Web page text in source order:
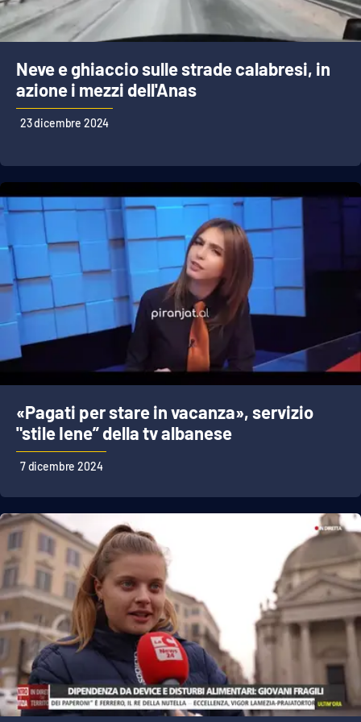
Lacplay.it
Lactv.it
Laconair.it
Lacitymag.it
Lacapitalenews.it
Ilreggino.it
Cosenzachannel.it
Ilvibonese.it
Catanzarochannel.it
Android
Apple
Neve e ghiaccio sulle strade calabresi, in
azione i mezzi dell'Anas
23 dicembre 2024
«Pagati per stare in vacanza», servizio
"stile Iene” della tv albanese
7 dicembre 2024